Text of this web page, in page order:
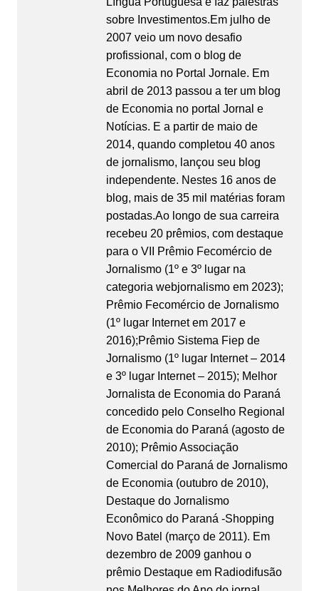
sobre Investimentos.Em julho de
2007 veio um novo desafio
profissional, com o blog de
Economia no Portal Jornale. Em
abril de 2013 passou a ter um blog
de Economia no portal Jornal e
Notícias. E a partir de maio de
2014, quando completou 40 anos
de jornalismo, lançou seu blog
independente. Nestes 16 anos de
blog, mais de 35 mil matérias foram
postadas.Ao longo de sua carreira
recebeu 20 prêmios, com destaque
para o VII Prêmio Fecomércio de
Jornalismo (1º e 3º lugar na
categoria webjornalismo em 2023);
Prêmio Fecomércio de Jornalismo
(1º lugar Internet em 2017 e
2016);Prêmio Sistema Fiep de
Jornalismo (1º lugar Internet – 2014
e 3º lugar Internet – 2015); Melhor
Jornalista de Economia do Paraná
concedido pelo Conselho Regional
de Economia do Paraná (agosto de
2010); Prêmio Associação
Comercial do Paraná de Jornalismo
de Economia (outubro de 2010),
Destaque do Jornalismo
Econômico do Paraná -Shopping
Novo Batel (março de 2011). Em
dezembro de 2009 ganhou o
prêmio Destaque em Radiodifusão